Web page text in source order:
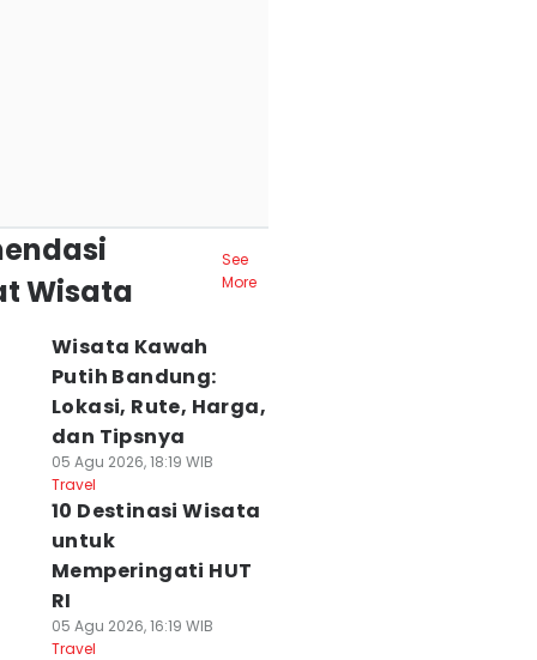
Wisata
See
More
Wisata Kawah
Putih Bandung:
Lokasi, Rute, Harga,
dan Tipsnya
05 Agu 2026, 18:19 WIB
Travel
10 Destinasi Wisata
untuk
Memperingati HUT
RI
05 Agu 2026, 16:19 WIB
Travel